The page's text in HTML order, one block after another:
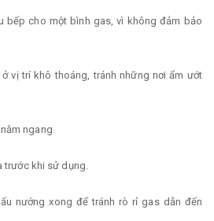
bếp cho một bình gas, vì không đảm bảo
vị trí khô thoáng, tránh những nơi ẩm ướt
ngang.
trước khi sử dụng.
nướng xong để tránh rò rỉ gas dẫn đến